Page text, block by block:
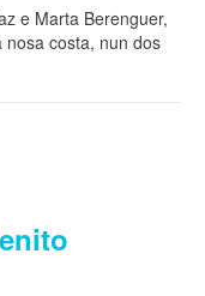
e Marta Berenguer,
costa, nun dos